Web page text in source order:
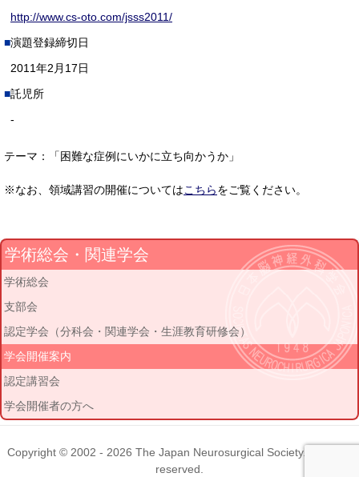
http://www.cs-oto.com/jsss2011/
演題登録締切日
2011年2月17日
託児所
-
テーマ：「困難な症例にいかに立ち向かうか」
※なお、領域講習の開催についてはこちらをご覧ください。
学術総会・関連学会
学術総会
支部会
認定学会（分科会・関連学会・生涯教育研修会）
学会開催案内
認定講習会
学会開催者の方へ
Copyright © 2002 - 2026 The Japan Neurosurgical Society. All rights
reserved.